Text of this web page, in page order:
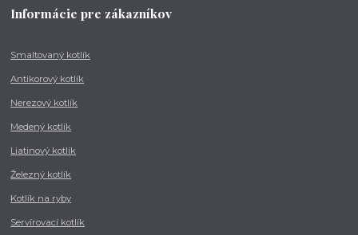
Informácie pre zákazníkov
Smaltovaný kotlík
Antikorový kotlík
Nerezový kotlík
Medený kotlík
Liatinový kotlík
Železný kotlík
Kotlík na ryby
Servírovací kotlík